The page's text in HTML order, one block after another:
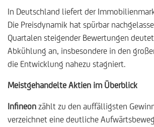
In Deutschland liefert der
Die Preisdynamik hat spürbar
Quartalen steigender Bewertungen
Abkühlung an, insbesondere in den
die Entwicklung nahezu stagniert.
Meistgehandelte Aktien im Überblick
Infineon zählt zu den auffälligsten
verzeichnet eine deutliche